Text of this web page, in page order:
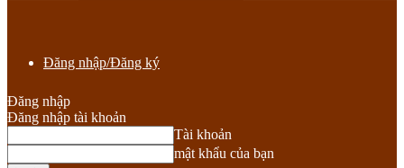
Đăng nhập/Đăng ký
Đăng nhập
Đăng nhập tài khoản
Tài khoản
mật khẩu của bạn